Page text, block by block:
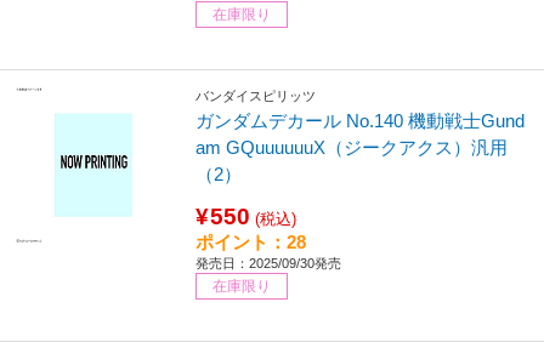
在庫限り
バンダイスピリッツ
ガンダムデカール No.140 機動戦士Gund
am GQuuuuuuX（ジークアクス）汎用
（2）
¥550 (税込)
ポイント：28
発売日：2025/09/30発売
在庫限り